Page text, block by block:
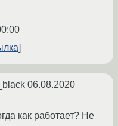
06.08.2020
как работает? Не